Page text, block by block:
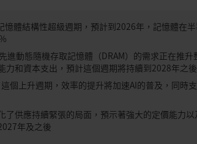
憶體結構性超級週期，預計到2026年，記憶體在
進動態隨機存取記憶體（DRAM）的需求正在推升
力和資本支出，預計這個週期將持續到2028年之後
個上升週期，效率的提升將加速AI的普及，同時
了供應持續緊張的局面，預示著強大的定價能力以
年及之後